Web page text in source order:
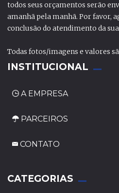
todos seus orçamentos serão
amanhã pela manhã. Por favor,
conclusão do atendimento da
Todas fotos/imagens e valores
INSTITUCIONAL
A EMPRESA
PARCEIROS
CONTATO
CATEGORIAS